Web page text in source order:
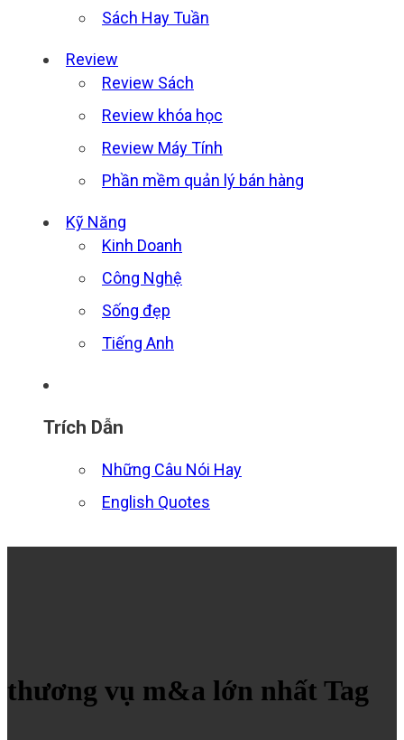
Sách Hay Tuần
Review
Review Sách
Review khóa học
Review Máy Tính
Phần mềm quản lý bán hàng
Kỹ Năng
Kinh Doanh
Công Nghệ
Sống đẹp
Tiếng Anh
Trích Dẫn
Những Câu Nói Hay
English Quotes
thương vụ m&a lớn nhất Tag